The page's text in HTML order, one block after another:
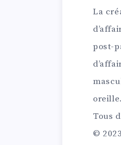
La
post-
oreille.
Tous
©